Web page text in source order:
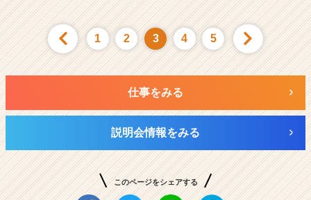
1 2 3 4 5
仕事をみる
説明会情報をみる
このページをシェアする